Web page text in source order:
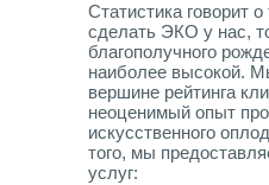
Статистика говорит
сделать ЭКО у нас,
благополучного
наиболее высокой.
вершине рейтинга
неоценимый опыт
искусственного
того, мы
услуг: